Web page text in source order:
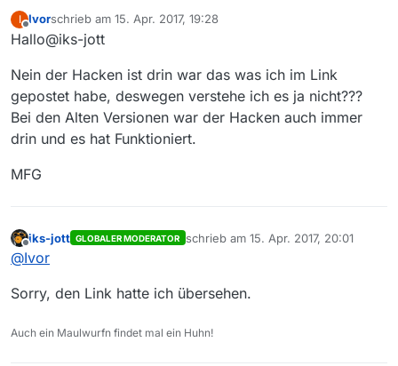
I
Offline
Ivorschrieb am 15. Apr. 2017, 19:28
zuletzt editiert von
Hallo@iks-jott
Nein der Hacken ist drin war das was ich im Link
gepostet habe, deswegen verstehe ich es ja nicht???
Bei den Alten Versionen war der Hacken auch immer
drin und es hat Funktioniert.
MFG
Offline
iks-jott GLOBALER MODERATOR schrieb am 15. Apr. 2017, 20:01
zuletzt editiert von
@Ivor
Sorry, den Link hatte ich übersehen.
Auch ein Maulwurfn findet mal ein Huhn!